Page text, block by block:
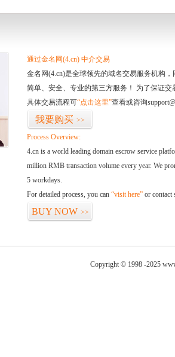
通过金名网(4.cn) 中介交易
金名网(4.cn)是全球领先的域名交易服务机构
简单、安全、专业的第三方服务！ 为了保证
具体交易流程可“点击这里”查看或咨询
我要购买 >>
Process Overview:
4.cn is a world leading domain escrow service
million RMB transaction volume every year. We
5 workdays.
For detailed process, you can “visit here” or contact
BUY NOW >>
Copyright © 1998 -2025